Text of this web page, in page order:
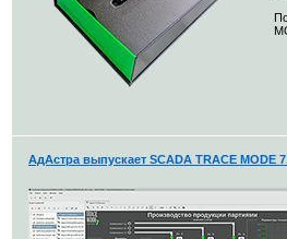
АдАстра выпускает SCADA TRACE MODE